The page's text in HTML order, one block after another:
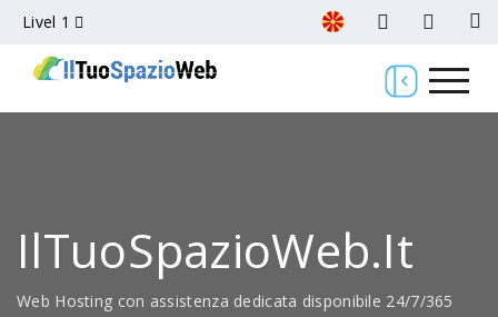
Livel 1
IlTuoSpazioWeb.it
Web Hosting con assistenza dedicata disponibile 24/7/365